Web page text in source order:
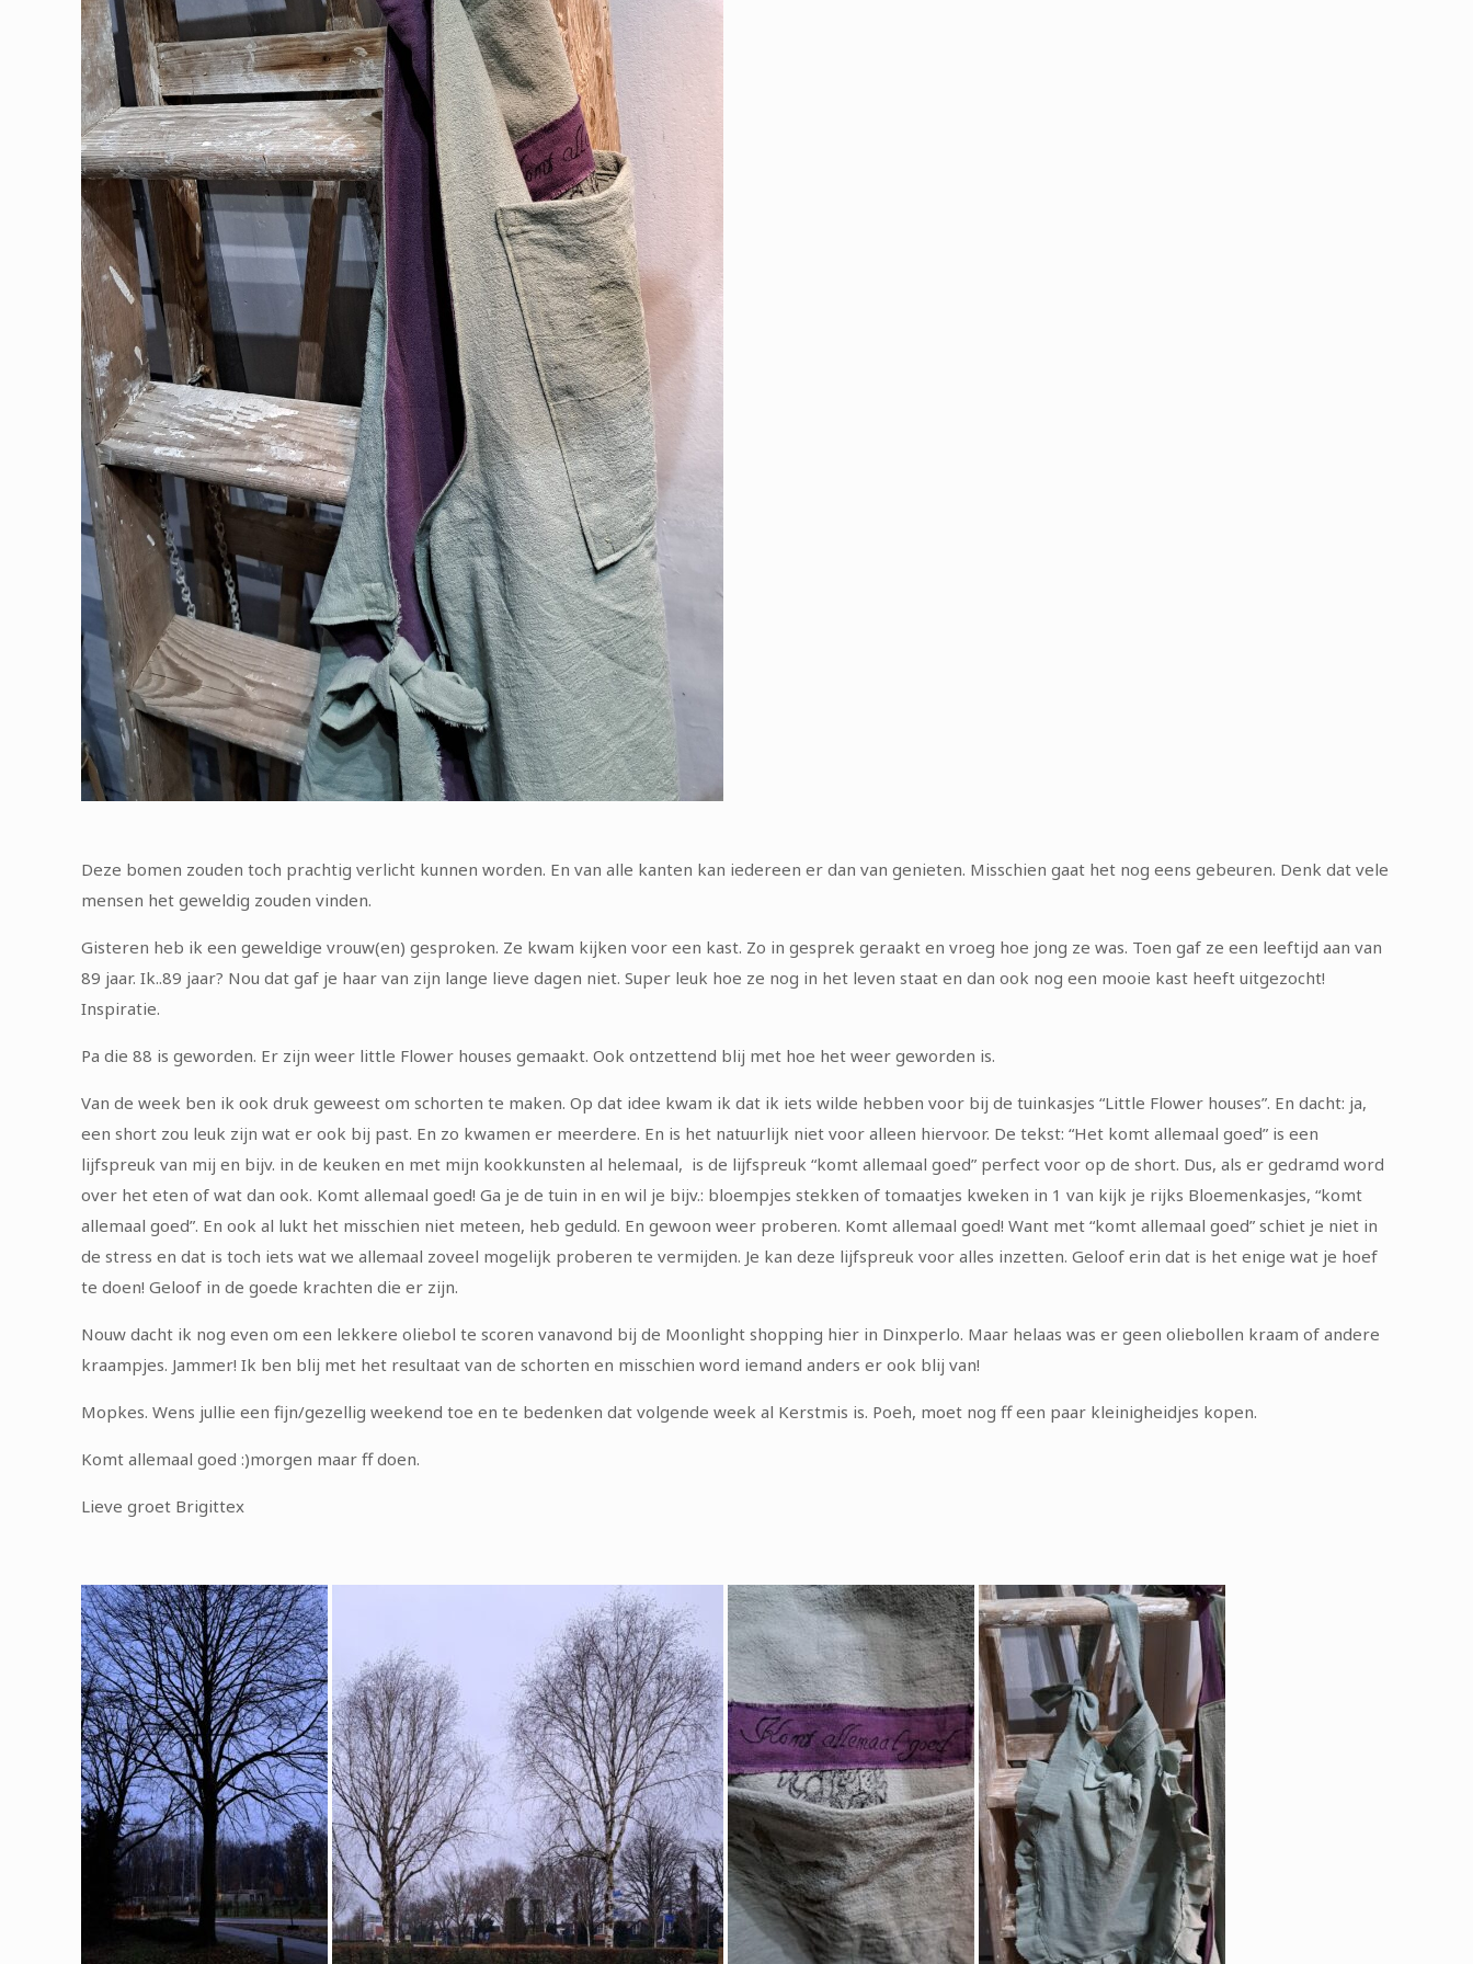
Deze bomen zouden toch prachtig verlicht kunnen worden. En van alle kanten kan iedereen er dan van genieten. Misschien gaat het nog eens gebeuren. Denk dat vele
mensen het geweldig zouden vinden.
Gisteren heb ik een geweldige vrouw(en) gesproken. Ze kwam kijken voor een kast. Zo in gesprek geraakt en vroeg hoe jong ze was. Toen gaf ze een leeftijd aan van
89 jaar. Ik..89 jaar? Nou dat gaf je haar van zijn lange lieve dagen niet. Super leuk hoe ze nog in het leven staat en dan ook nog een mooie kast heeft uitgezocht!
Inspiratie.
Pa die 88 is geworden. Er zijn weer little Flower houses gemaakt. Ook ontzettend blij met hoe het weer geworden is.
Van de week ben ik ook druk geweest om schorten te maken. Op dat idee kwam ik dat ik iets wilde hebben voor bij de tuinkasjes “Little Flower houses”. En dacht: ja,
een short zou leuk zijn wat er ook bij past. En zo kwamen er meerdere. En is het natuurlijk niet voor alleen hiervoor. De tekst: “Het komt allemaal goed” is een
lijfspreuk van mij en bijv. in de keuken en met mijn kookkunsten al helemaal, is de lijfspreuk “komt allemaal goed” perfect voor op de short. Dus, als er gedramd word
over het eten of wat dan ook. Komt allemaal goed! Ga je de tuin in en wil je bijv.: bloempjes stekken of tomaatjes kweken in 1 van kijk je rijks Bloemenkasjes, “komt
allemaal goed”. En ook al lukt het misschien niet meteen, heb geduld. En gewoon weer proberen. Komt allemaal goed! Want met “komt allemaal goed” schiet je niet in
de stress en dat is toch iets wat we allemaal zoveel mogelijk proberen te vermijden. Je kan deze lijfspreuk voor alles inzetten. Geloof erin dat is het enige wat je hoef
te doen! Geloof in de goede krachten die er zijn.
Nouw dacht ik nog even om een lekkere oliebol te scoren vanavond bij de Moonlight shopping hier in Dinxperlo. Maar helaas was er geen oliebollen kraam of andere
kraampjes. Jammer! Ik ben blij met het resultaat van de schorten en misschien word iemand anders er ook blij van!
Mopkes. Wens jullie een fijn/gezellig weekend toe en te bedenken dat volgende week al Kerstmis is. Poeh, moet nog ff een paar kleinigheidjes kopen.
Komt allemaal goed :)morgen maar ff doen.
Lieve groet Brigittex